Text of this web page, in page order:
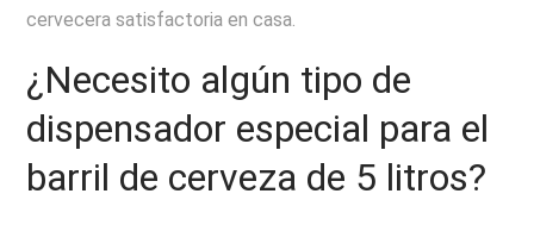
cervecera satisfactoria en casa.
¿Necesito algún tipo de
dispensador especial para el
barril de cerveza de 5 litros?